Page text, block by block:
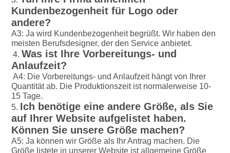
Kundenbezogenheit für Logo oder
andere?
A3: Ja wird Kundenbezogenheit begrüßt. Wir haben den
meisten Berufsdesigner, der den Service anbietet.
4. Was ist Ihre Vorbereitungs- und
Anlaufzeit?
A4: Die Vorbereitungs- und Anlaufzeit hängt von Ihrer
Quantität ab. Die Produktionszeit ist normalerweise 10-
15 Tage.
5. Ich benötige eine andere Größe, als Sie
auf Ihrer Website aufgelistet haben.
Können Sie unsere Größe machen?
A5: Ja können wir Größe als Ihr Antrag machen. Die
Größe listete in unserer Website ist allgemeine Größe